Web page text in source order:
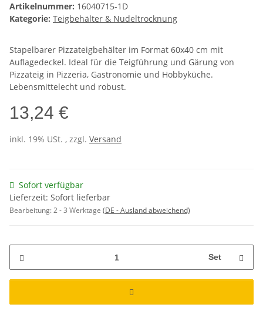
Artikelnummer: 16040715-1D
Kategorie: Teigbehälter & Nudeltrocknung
Stapelbarer Pizzateigbehälter im Format 60x40 cm mit
Auflagedeckel. Ideal für die Teigführung und Gärung von
Pizzateig in Pizzeria, Gastronomie und Hobbyküche.
Lebensmittelecht und robust.
13,24 €
inkl. 19% USt. , zzgl. Versand
Sofort verfügbar
Lieferzeit: Sofort lieferbar
Bearbeitung:2 - 3 Werktage (DE - Ausland abweichend)
Set